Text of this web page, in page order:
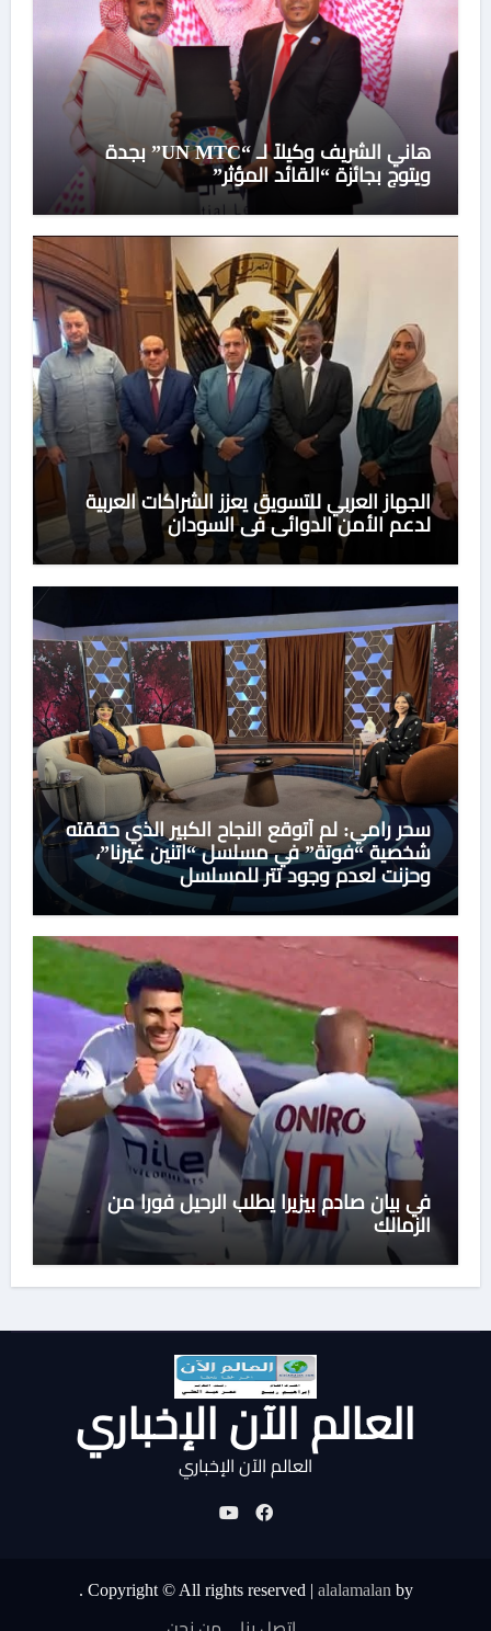
هاني الشريف وكيلاً لـ “UN MTC” بجدة
ويتوج بجائزة “القائد المؤثر”
الجهاز العربي للتسويق يعزز الشراكات العربية
لدعم الأمن الدوائي في السودان
سحر رامي: لم أتوقع النجاح الكبير الذي حققته
شخصية “فوتة” في مسلسل “اتنين غيرنا”،
وحزنت لعدم وجود تتر للمسلسل
في بيان صادم بيزيرا يطلب الرحيل فورا من
الزمالك
العالم الآن الإخباري
العالم الآن الإخباري
Copyright © All rights reserved | alalamalan by
.